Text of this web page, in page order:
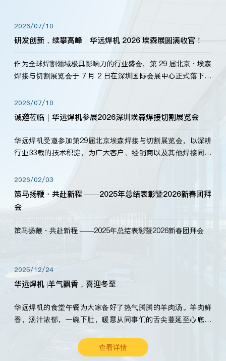
2026/07/10
研发创新，续攀高峰｜华远焊机 2026 埃森展圆满收官！
作为全球焊割领域极具影响力的行业盛会，第 29 届北京・埃森
焊接与切割展览会于 7 月 2 日在深圳国际会展中心正式落下帷
标准，持之以恒研发新产品、新技术。新老客户、行业伙伴、
海内外客户为目睹公司发布的新产…
2026/07/10
诚邀莅临｜华远焊机参展2026深圳埃森焊接切割展览会
华远焊机受邀参加第29届北京埃森焊接与切割展览会，以深耕
行业33载的技术积淀，为广大客户、经销商以及其他焊接同仁
2026/02/03
策马扬鞭・共赴新程 ——2025年总结表彰暨2026新春团拜
会
策马扬鞭・共赴新程 ——2025年总结表彰暨2026新春团拜会
2025/12/24
华远焊机 |羊气飘香，喜迎冬至
华远焊机的食堂午餐为大家备好了热气腾腾的羊肉汤。羊肉鲜
香，汤汁浓郁，一碗下肚，暖意从同事们的舌尖蔓延至心底。
查看详情